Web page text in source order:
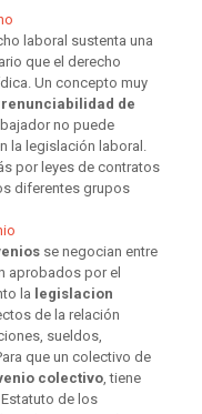
laboral sustenta una
que el derecho
Un concepto muy
de
no puede
la legislación laboral.
por leyes de contratos
diferentes grupos
se negocian entre
aprobados por el
la
legislacion
de la relación
sueldos,
que un colectivo de
colectivo, tiene
de los